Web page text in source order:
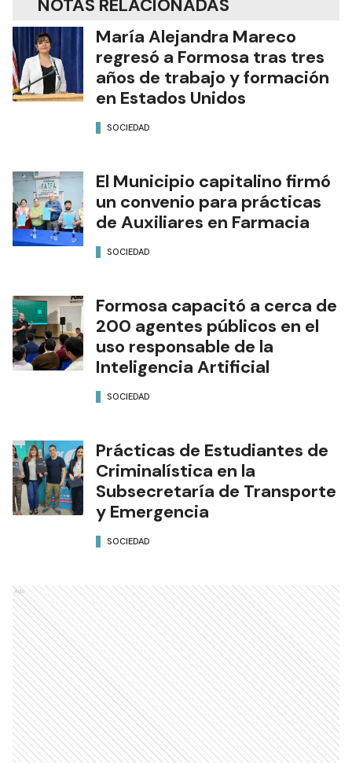
NOTAS RELACIONADAS
María Alejandra Mareco
regresó a Formosa tras tres
años de trabajo y formación
en Estados Unidos
SOCIEDAD
El Municipio capitalino firmó
un convenio para prácticas
de Auxiliares en Farmacia
SOCIEDAD
Formosa capacitó a cerca de
200 agentes públicos en el
uso responsable de la
Inteligencia Artificial
SOCIEDAD
Prácticas de Estudiantes de
Criminalística en la
Subsecretaría de Transporte
y Emergencia
SOCIEDAD
Ads